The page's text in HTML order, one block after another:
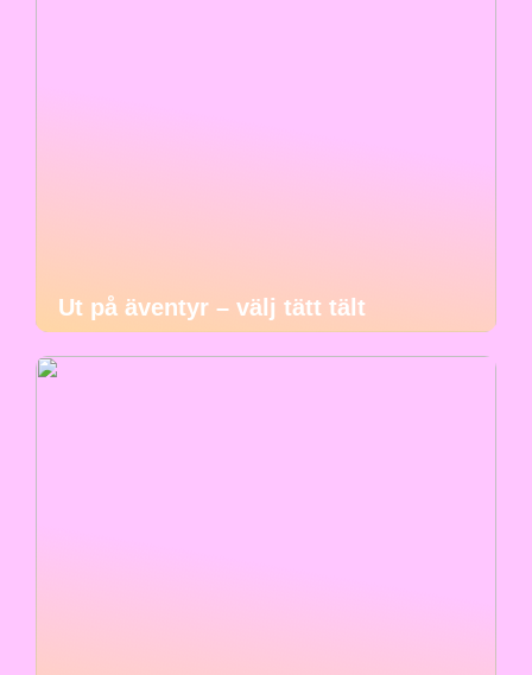
Ut på äventyr – välj tätt tält